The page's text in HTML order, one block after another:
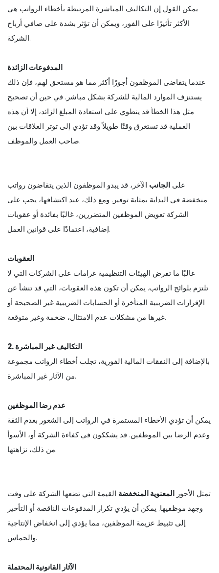
يمكن القول إن التكاليف المباشرة المرتبطة بأخطاء الرواتب هي
الأكثر تأثيرًا على الفور، ويمكن أن تؤثر بشدة على صافي أرباح
الشركة.
المدفوعات الزائدة
عندما يتقاضى الموظفون أجورًا أكثر مما هو مستحق لهم، فإن ذلك
يستنزف الموارد المالية للشركة بشكل مباشر. في حين أن تصحيح
مثل هذا الخطأ قد ينطوي على استعادة المبلغ الزائد، إلا أن هذه
العملية قد تستغرق وقتًا طويلاً وقد تؤدي إلى توتر العلاقات بين
صاحب العمل والموظف.
على الجانب الآخر، قد يبدو الموظفون الذين يتقاضون رواتب
منخفضة في البداية بمثابة توفير. ومع ذلك، عند اكتشافها، يجب على
الشركة تعويض الموظفين المتضررين، غالبًا بفائدة أو عقوبات
إضافية، اعتمادًا على قوانين العمل.
العقوبات
غالبًا ما تفرض الهيئات التنظيمية غرامات على الشركات التي لا
تلتزم بلوائح الرواتب. يمكن أن تكون هذه العقوبات، التي قد تنشأ عن
الإقرارات الضريبية المتأخرة أو الحسابات الضريبية غير الصحيحة أو
غيرها من مشكلات عدم الامتثال، ضخمة وغير متوقعة.
2. التكاليف غير المباشرة
بالإضافة إلى النفقات المالية الفورية، تجلب أخطاء الرواتب مجموعة
من الآثار غير المباشرة.
عدم رضا الموظفين
يمكن أن تؤدي الأخطاء المستمرة في الرواتب إلى الشعور بعدم الثقة
وعدم الرضا بين الموظفين. قد يشككون في كفاءة الشركة أو، الأسوأ
من ذلك، نزاهتها.
تمثل الأجور المعنوية المنخفضة القيمة التي تضعها الشركة على وقت
وجهد موظفيها. يمكن أن يؤدي تكرار المدفوعات الناقصة أو التأخير
إلى تثبيط عزيمة الموظفين، مما يؤدي إلى انخفاض الإنتاجية
والحماس.
الآثار القانونية المحتملة